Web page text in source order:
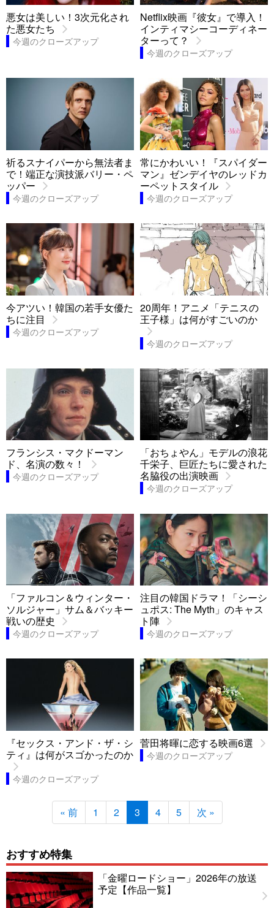
悪女は美しい！3次元化され
た悪女たち
今週のクローズアップ
Netflix映画『彼女』で導入！
インティマシーコーディネー
ターって？
今週のクローズアップ
祈るスナイパーから無法者ま
で！端正な演技派バリー・ペ
ッパー
今週のクローズアップ
常にかわいい！『スパイダー
マン』ゼンデイヤのレッドカ
ーペットスタイル
今週のクローズアップ
今アツい！韓国の若手女優た
ちに注目
今週のクローズアップ
20周年！アニメ「テニスの
王子様」は何がすごいのか
今週のクローズアップ
フランシス・マクドーマン
ド、名演の数々！
今週のクローズアップ
「おちょやん」モデルの浪花
千栄子、巨匠たちに愛された
名脇役の出演映画
今週のクローズアップ
「ファルコン＆ウィンター・
ソルジャー」サム＆バッキー
戦いの歴史
今週のクローズアップ
注目の韓国ドラマ！「シーシ
ュポス: The Myth」のキャス
ト陣
今週のクローズアップ
『セックス・アンド・ザ・シ
ティ』は何がスゴかったのか
今週のクローズアップ
菅田将暉に恋する映画6選
今週のクローズアップ
« 前 1 2 3 4 5 次 »
おすすめ特集
「金曜ロードショー」2026年の放送
予定【作品一覧】